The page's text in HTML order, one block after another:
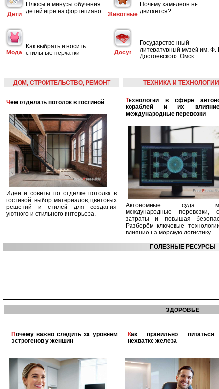
Дети
Плюсы и минусы обучения
детей игре на фортепиано
Животные
Почему хамелеон не
двигается?
Мода
Как выбрать и носить
стильные перчатки
Досуг
Государственный
литературный музей им. Ф.
Достоевского. Омск
ДОМ, СТРОИТЕЛЬСТВО, РЕМОНТ
Чем отделать потолок в гостиной
Идеи и советы по отделке потолка в
гостиной: выбор материалов, цветовых
решений и стилей для создания
уютного и стильного интерьера.
ТЕХНИКА И ТЕХНОЛОГИИ
Технологии в сфере автономных
кораблей и их
международные перевозки
Автономные суда
международные перевозки,
затраты и повышая
Разберём ключевые
влияние на морскую логистику.
ПОЛЕЗНЫЕ РЕСУРСЫ
ЗДОРОВЬЕ
Почему важно следить за уровнем
эстрогенов у женщин
Как правильно питаться при
нехватке железа